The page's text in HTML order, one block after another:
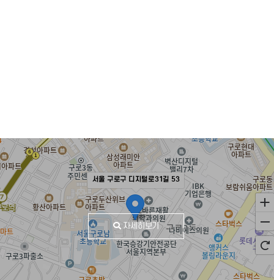
서울 구로구 디지털로31길 53
자세히보기